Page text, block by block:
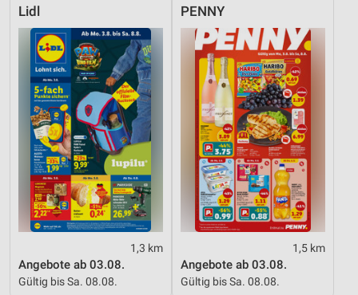
Lidl
1,3 km
Angebote ab 03.08.
Gültig bis Sa. 08.08.
PENNY
1,5 km
Angebote ab 03.08.
Gültig bis Sa. 08.08.